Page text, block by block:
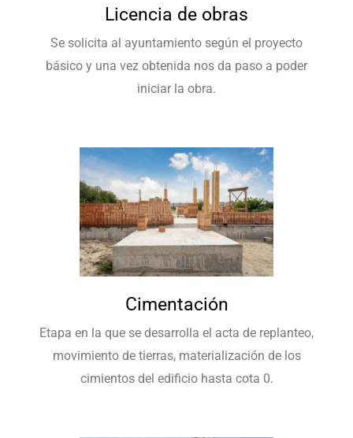
Licencia de obras
Se solicita al ayuntamiento según el proyecto
básico y una vez obtenida nos da paso a poder
iniciar la obra.
Cimentación
Etapa en la que se desarrolla el acta de replanteo,
movimiento de tierras, materialización de los
cimientos del edificio hasta cota 0.